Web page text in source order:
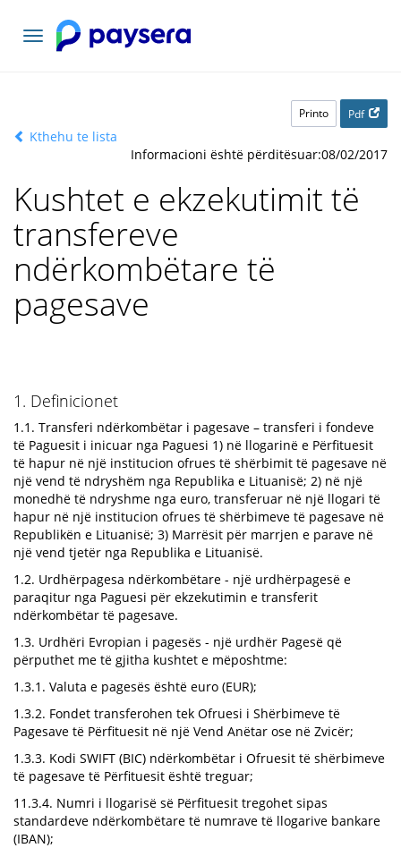
Navigacioni
toggle
Printo Pdf
Kthehu te lista
Informacioni është përditësuar:08/02/2017
Kushtet e ekzekutimit të
transfereve
ndërkombëtare të
pagesave
1. Definicionet
1.1. Transferi ndërkombëtar i pagesave – transferi i fondeve
të Paguesit i inicuar nga Paguesi 1) në llogarinë e Përfituesit
të hapur në një institucion ofrues të shërbimit të pagesave në
një vend të ndryshëm nga Republika e Lituanisë; 2) në një
monedhë të ndryshme nga euro, transferuar në një llogari të
hapur në një institucion ofrues të shërbimeve të pagesave në
Republikën e Lituanisë; 3) Marrësit për marrjen e parave në
një vend tjetër nga Republika e Lituanisë.
1.2. Urdhërpagesa ndërkombëtare - një urdhërpagesë e
paraqitur nga Paguesi për ekzekutimin e transferit
ndërkombëtar të pagesave.
1.3. Urdhëri Evropian i pagesës - një urdhër Pagesë që
përputhet me të gjitha kushtet e mëposhtme:
1.3.1. Valuta e pagesës është euro (EUR);
1.3.2. Fondet transferohen tek Ofruesi i Shërbimeve të
Pagesave të Përfituesit në një Vend Anëtar ose në Zvicër;
1.3.3. Kodi SWIFT (BIC) ndërkombëtar i Ofruesit të shërbimeve
të pagesave të Përfituesit është treguar;
11.3.4. Numri i llogarisë së Përfituesit tregohet sipas
standardeve ndërkombëtare të numrave të llogarive bankare
(IBAN);